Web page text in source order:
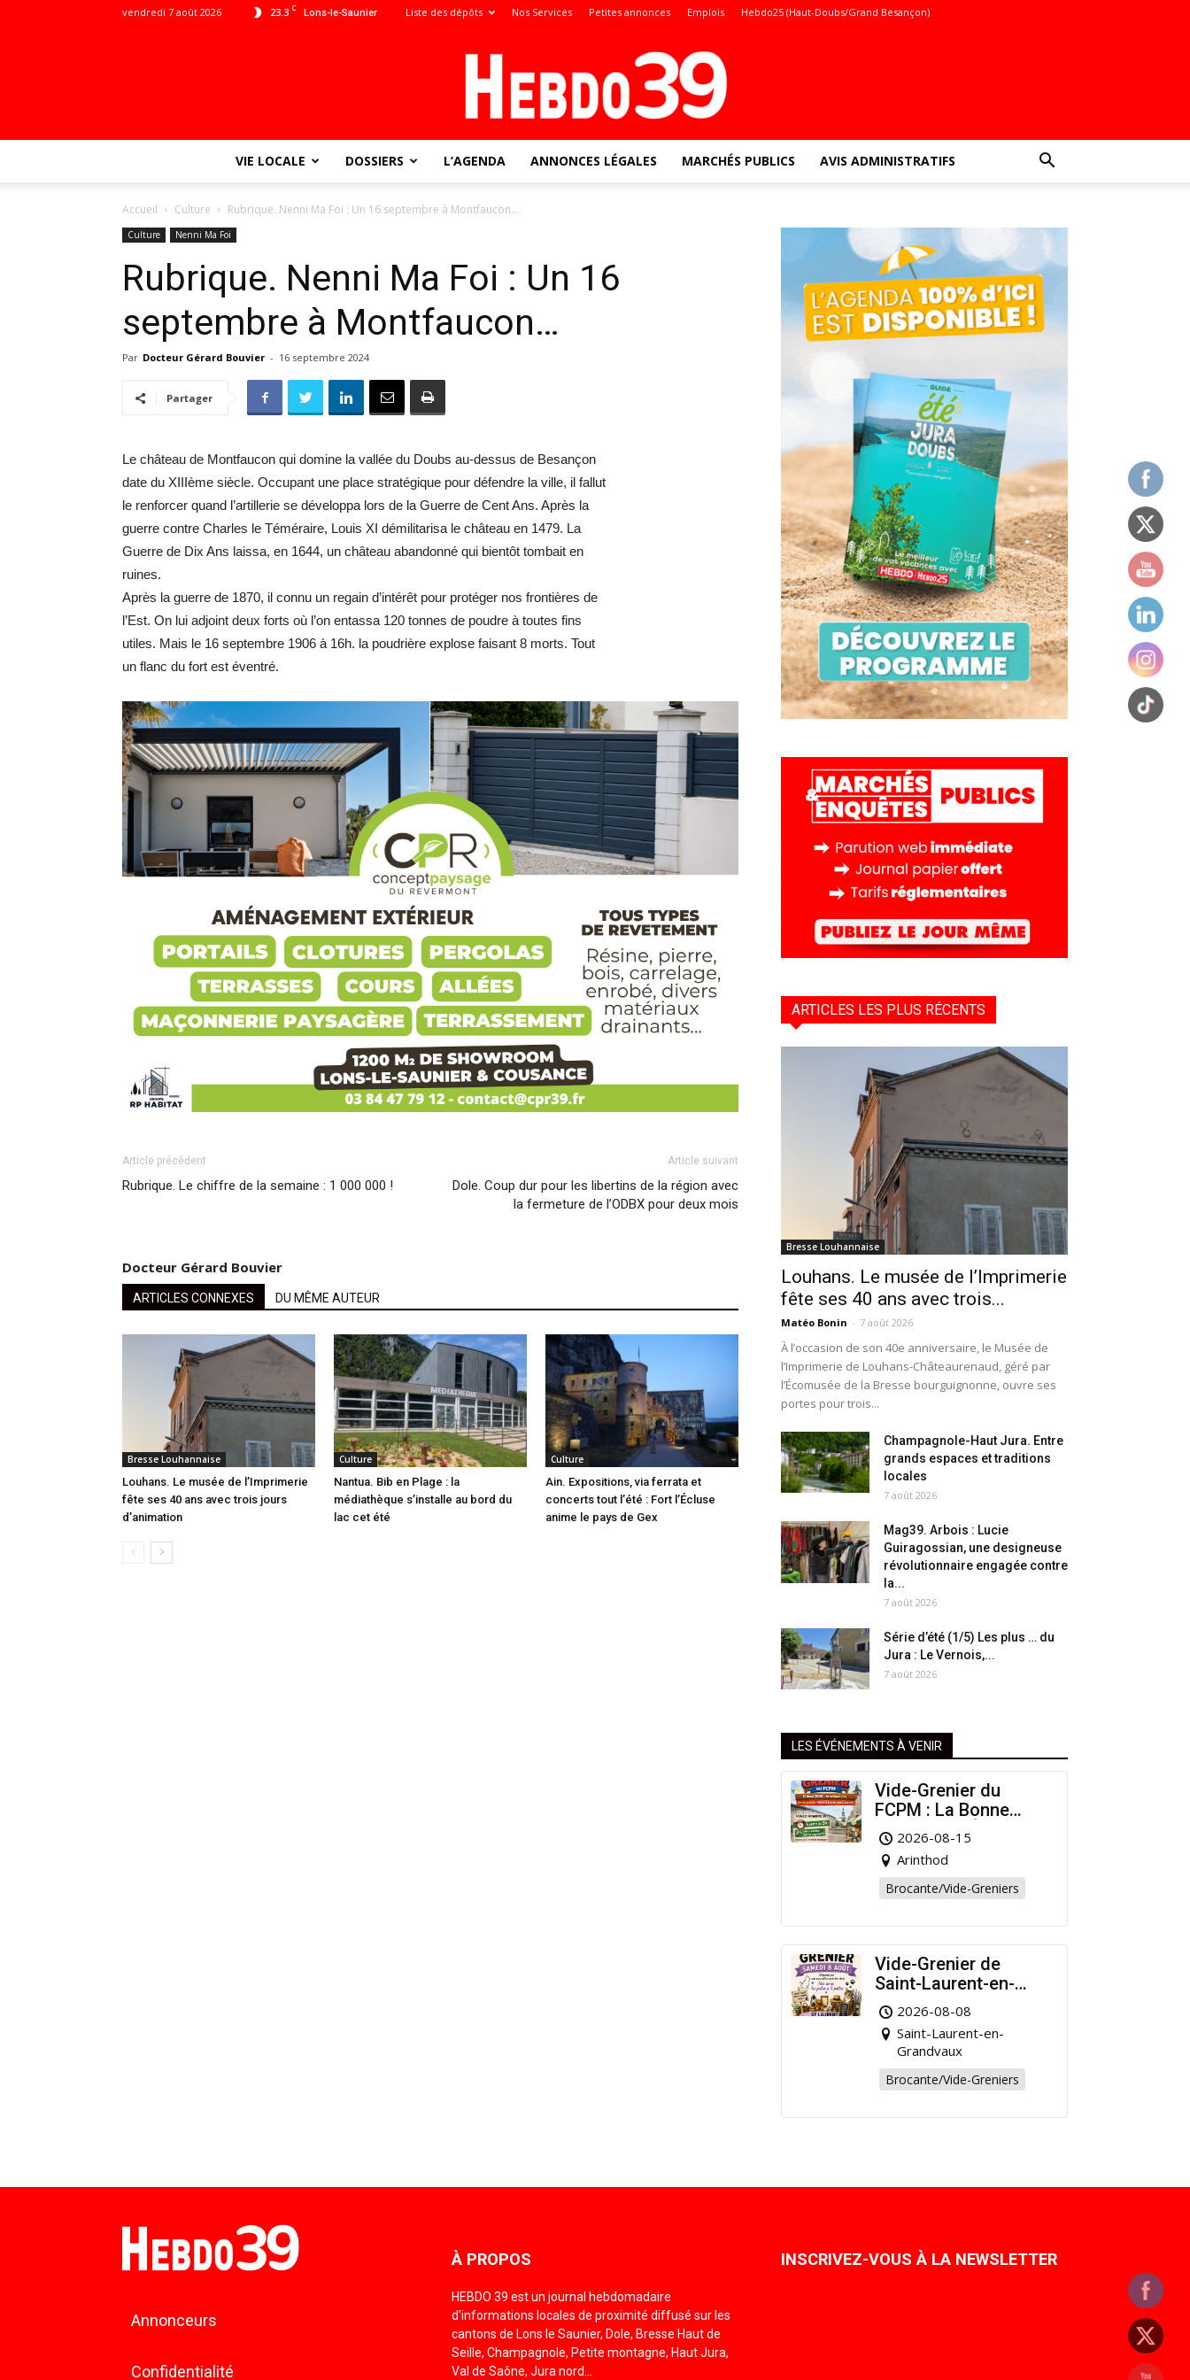
23.3 C Lons-le-Saunier
vendredi 7 août 2026 Liste des dépôts Nos Services Petites annonces Emplois Hebdo25 (Haut-Doubs/Grand Besançon)
locale
–
Hebdo39
VIE LOCALE DOSSIERS L’AGENDA ANNONCES LÉGALES MARCHÉS PUBLICS AVIS ADMINISTRATIFS
Accueil Culture Rubrique. Nenni Ma Foi : Un 16 septembre à Montfaucon…
Culture Nenni Ma Foi
Rubrique. Nenni Ma Foi : Un 16
septembre à Montfaucon…
Par Docteur Gérard Bouvier - 16 septembre 2024
Partager
Le château de Montfaucon qui domine la vallée du Doubs au-dessus de Besançon
date du XIIIème siècle. Occupant une place stratégique pour défendre la ville, il fallut
le renforcer quand l’artillerie se développa lors de la Guerre de Cent Ans. Après la
guerre contre Charles le Téméraire, Louis XI démilitarisa le château en 1479. La
Guerre de Dix Ans laissa, en 1644, un château abandonné qui bientôt tombait en
ruines.
Après la guerre de 1870, il connu un regain d’intérêt pour protéger nos frontières de
l’Est. On lui adjoint deux forts où l’on entassa 120 tonnes de poudre à toutes fins
utiles. Mais le 16 septembre 1906 à 16h. la poudrière explose faisant 8 morts. Tout
un flanc du fort est éventré.
Article précédent
Rubrique. Le chiffre de la semaine : 1 000 000 !
Article suivant
Dole. Coup dur pour les libertins de la région avec
la fermeture de l’ODBX pour deux mois
Docteur Gérard Bouvier
ARTICLES CONNEXES DU MÊME AUTEUR
Bresse Louhannaise
Louhans. Le musée de l’Imprimerie
fête ses 40 ans avec trois jours
d’animation
Culture
Nantua. Bib en Plage : la
médiathèque s’installe au bord du
lac cet été
Culture
Ain. Expositions, via ferrata et
concerts tout l’été : Fort l’Écluse
anime le pays de Gex
ARTICLES LES PLUS RÉCENTS
Bresse Louhannaise
Louhans. Le musée de l’Imprimerie
fête ses 40 ans avec trois...
Matéo Bonin - 7 août 2026
À l’occasion de son 40e anniversaire, le Musée de
l’Imprimerie de Louhans-Châteaurenaud, géré par
l’Écomusée de la Bresse bourguignonne, ouvre ses
portes pour trois...
Champagnole-Haut Jura. Entre
grands espaces et traditions
locales
7 août 2026
Mag39. Arbois : Lucie
Guiragossian, une designeuse
révolutionnaire engagée contre
la...
7 août 2026
Série d’été (1/5) Les plus … du
Jura : Le Vernois,...
7 août 2026
LES ÉVÉNEMENTS À VENIR
Vide-Grenier du
FCPM : La Bonne
Affaire de l’Été à
Arinthod !
2026-08-15
Arinthod
Brocante/Vide-Greniers
Vide-Grenier de
Saint-Laurent-en-
Grandvaux : Venez
chiner pour la bonne
cause !
2026-08-08
Saint-Laurent-en-
Grandvaux
Brocante/Vide-Greniers